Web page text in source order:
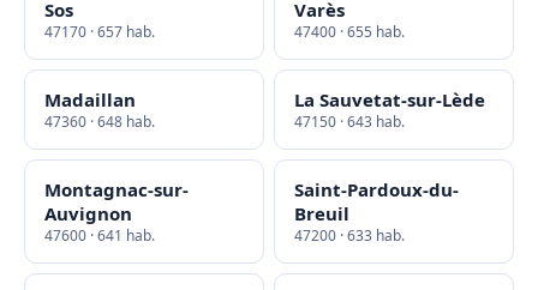
Sos
47170 · 657 hab.
Varès
47400 · 655 hab.
Madaillan
47360 · 648 hab.
La Sauvetat-sur-Lède
47150 · 643 hab.
Montagnac-sur-
Auvignon
47600 · 641 hab.
Saint-Pardoux-du-
Breuil
47200 · 633 hab.